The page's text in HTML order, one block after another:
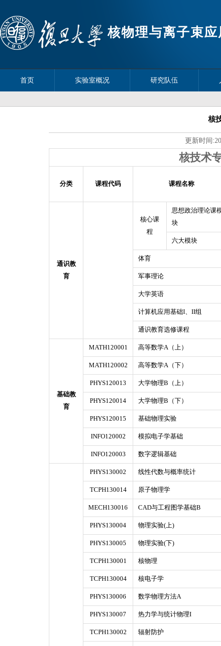
核物理与离子束
首页 实验室概况 研究队伍
核
更新时间:
核技术
分类 课程代码 课程名称
通识教
育
核心课
程
思想政治理论课
块
六大模块
体育
军事理论
大学英语
计算机应用基础I、II组
通识教育选修课程
基础教
育
MATH120001 高等数学A（上）
MATH120002 高等数学A（下）
PHYS120013 大学物理B（上）
PHYS120014 大学物理B（下）
PHYS120015 基础物理实验
INFO120002 模拟电子学基础
INFO120003 数字逻辑基础
PHYS130002 线性代数与概率统计
TCPH130014 原子物理学
MECH130016 CAD与工程图学基础B
PHYS130004 物理实验(上)
PHYS130005 物理实验(下)
TCPH130001 核物理
TCPH130004 核电子学
PHYS130006 数学物理方法A
PHYS130007 热力学与统计物理I
TCPH130002 辐射防护